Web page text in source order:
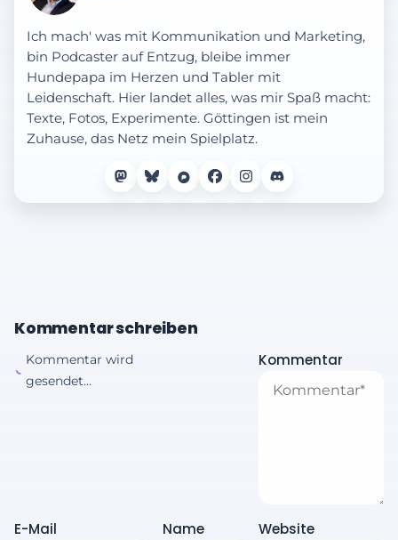
Ich mach' was mit Kommunikation und Marketing,
bin Podcaster auf Entzug, bleibe immer
Hundepapa im Herzen und Tabler mit
Leidenschaft. Hier landet alles, was mir Spaß macht:
Texte, Fotos, Experimente. Göttingen ist mein
Zuhause, das Netz mein Spielplatz.
Kommentar schreiben
Kommentar wird
gesendet...
Kommentar
E-Mail Name Website